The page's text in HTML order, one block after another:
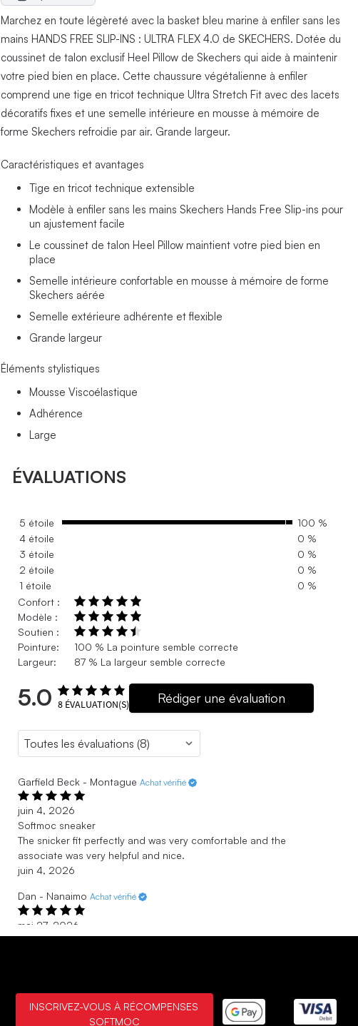
Marchez en toute légèreté avec la basket bleu marine à enfiler sans les
mains HANDS FREE SLIP-INS : ULTRA FLEX 4.0 de SKECHERS. Dotée du
coussinet de talon exclusif Heel Pillow de Skechers qui aide à maintenir
votre pied bien en place. Cette chaussure végétalienne à enfiler
comprend une tige en tricot technique Ultra Stretch Fit avec des lacets
décoratifs fixes et une semelle intérieure en mousse à mémoire de
forme Skechers refroidie par air. Grande largeur.
Caractéristiques et avantages
Tige en tricot technique extensible
Modèle à enfiler sans les mains Skechers Hands Free Slip-ins pour
un ajustement facile
Le coussinet de talon Heel Pillow maintient votre pied bien en
place
Semelle intérieure confortable en mousse à mémoire de forme
Skechers aérée
Semelle extérieure adhérente et flexible
Grande largeur
Éléments stylistiques
Mousse Viscoélastique
Adhérence
Large
ÉVALUATIONS
5 étoile
100 %
4 étoile
0 %
3 étoile
0 %
2 étoile
0 %
1 étoile
0 %
Confort :
Modèle :
Soutien :
Pointure:
100 % La pointure semble correcte
Largeur:
87 % La largeur semble correcte
5.0 8 ÉVALUATION(S) Rédiger une évaluation
Garfield Beck - Montague Achat vérifié
juin 4, 2026
Softmoc sneaker
The snicker fit perfectly and was very comfortable and the
associate was very helpful and nice.
juin 4, 2026
Dan - Nanaimo Achat vérifié
mai 27, 2026
Lack of stock.
Susan - North Vancouver Achat vérifié
INSCRIVEZ-VOUS À RÉCOMPENSES
SOFTMOC